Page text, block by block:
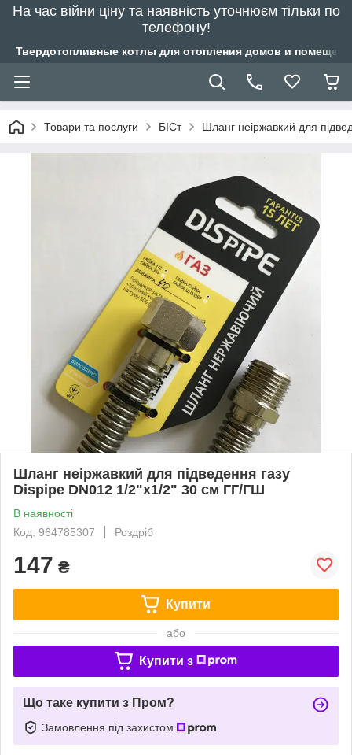
На час війни ціну та наявність уточнюєм тільки по
телефону!
Твердотопливные котлы для отопления домов и
Товари та послуги БІСт Шланг неіржавкий для
Шланг неіржавкий для підведення газу
Dispipe DN012 1/2"х1/2" 30 см ГГ/ГШ
В наявності
Код: 964785307
Роздріб
147 ₴
Купити
або
Купити з
Що таке купити з Пром?
Замовлення під захистом